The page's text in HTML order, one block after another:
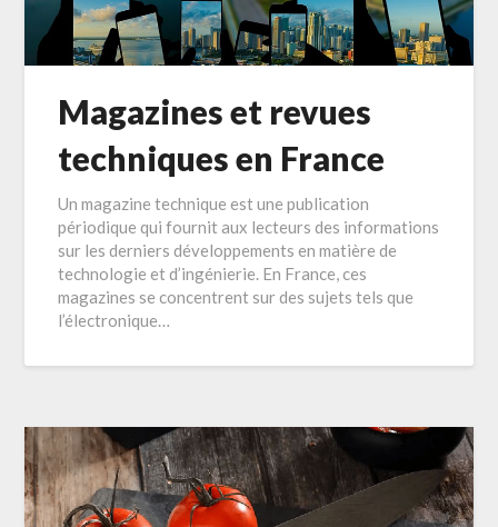
Magazines et revues
techniques en France
Un magazine technique est une publication
périodique qui fournit aux lecteurs des informations
sur les derniers développements en matière de
technologie et d’ingénierie. En France, ces
magazines se concentrent sur des sujets tels que
l’électronique…